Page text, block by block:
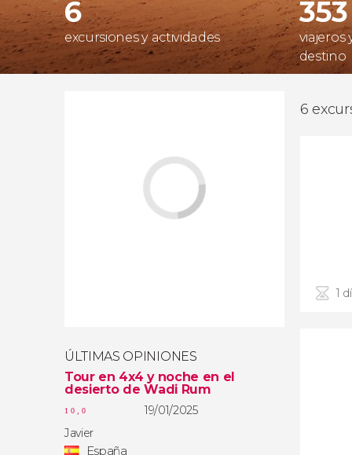
6
excursiones y actividades
353
viajeros
destino
ÚLTIMAS OPINIONES
Tour en 4x4 y noche en el
desierto de Wadi Rum
10,0
19/01/2025
Javier
España
6
1